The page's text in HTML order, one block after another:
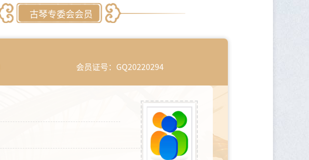
古琴专委会会员
会员证号：GQ20220294